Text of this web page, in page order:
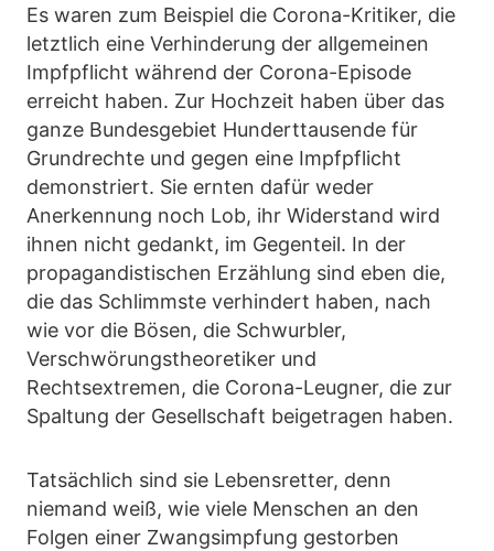
Es waren zum Beispiel die Corona-Kritiker, die
letztlich eine Verhinderung der allgemeinen
Impfpflicht während der Corona-Episode
erreicht haben. Zur Hochzeit haben über das
ganze Bundesgebiet Hunderttausende für
Grundrechte und gegen eine Impfpflicht
demonstriert. Sie ernten dafür weder
Anerkennung noch Lob, ihr Widerstand wird
ihnen nicht gedankt, im Gegenteil. In der
propagandistischen Erzählung sind eben die,
die das Schlimmste verhindert haben, nach
wie vor die Bösen, die Schwurbler,
Verschwörungstheoretiker und
Rechtsextremen, die Corona-Leugner, die zur
Spaltung der Gesellschaft beigetragen haben.
Tatsächlich sind sie Lebensretter, denn
niemand weiß, wie viele Menschen an den
Folgen einer Zwangsimpfung gestorben